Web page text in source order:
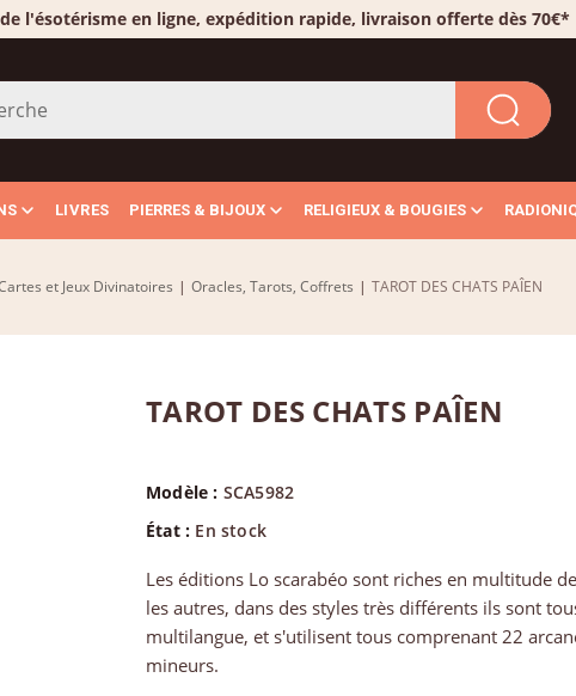
l'ésotérisme en ligne, expédition rapide, livraison offerte dès 70€*
LIVRES PIERRES & BIJOUX RELIGIEUX & BOUGIES
et Jeux Divinatoires | Oracles, Tarots, Coffrets | TAROT DES CHATS PAÎEN
TAROT DES CHATS PAÎEN
Modèle : SCA5982
État : En stock
Les éditions Lo scarabéo sont riches en multitude
les autres, dans des styles très différents ils sont
multilangue, et s'utilisent tous comprenant 22
mineurs.